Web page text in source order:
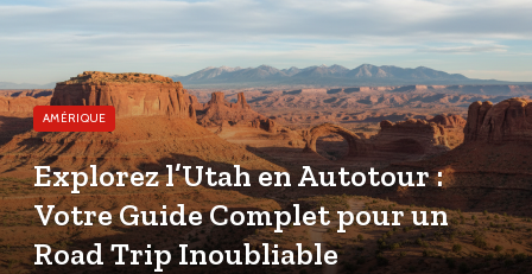
AMÉRIQUE
Explorez l’Utah en Autotour :
Votre Guide Complet pour un
Road Trip Inoubliable